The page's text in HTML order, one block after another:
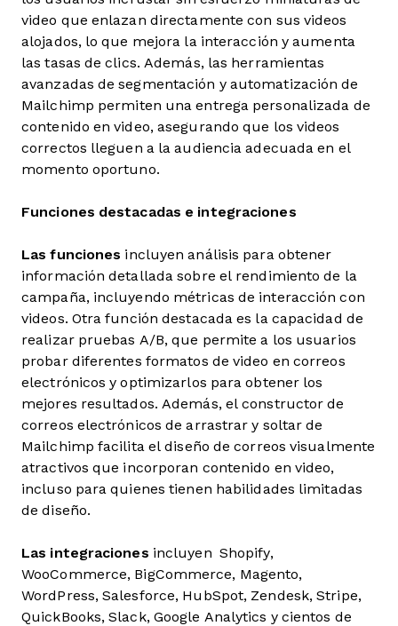
video que enlazan directamente con sus videos
alojados, lo que mejora la interacción y aumenta
las tasas de clics. Además, las herramientas
avanzadas de segmentación y automatización de
Mailchimp permiten una entrega personalizada de
contenido en video, asegurando que los videos
correctos lleguen a la audiencia adecuada en el
momento oportuno.
Funciones destacadas e integraciones
Las funciones incluyen análisis para obtener
información detallada sobre el rendimiento de la
campaña, incluyendo métricas de interacción con
videos. Otra función destacada es la capacidad de
realizar pruebas A/B, que permite a los usuarios
probar diferentes formatos de video en correos
electrónicos y optimizarlos para obtener los
mejores resultados. Además, el constructor de
correos electrónicos de arrastrar y soltar de
Mailchimp facilita el diseño de correos visualmente
atractivos que incorporan contenido en video,
incluso para quienes tienen habilidades limitadas
de diseño.
Las integraciones incluyen Shopify,
WooCommerce, BigCommerce, Magento,
WordPress, Salesforce, HubSpot, Zendesk, Stripe,
QuickBooks, Slack, Google Analytics y cientos de